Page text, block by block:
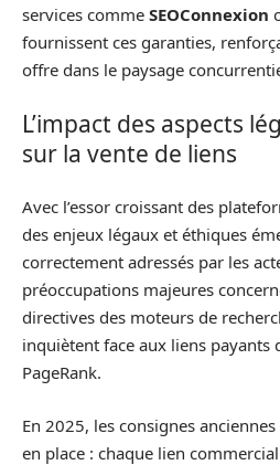
services comme SEOConnexion
fournissent ces garanties,
offre dans le paysage
L’impact des aspects
sur la vente de liens
Avec l’essor croissant des
des enjeux légaux et éthiques
correctement adressés par les
préoccupations majeures
directives des moteurs de
inquiètent face aux liens payants
PageRank.
En 2025, les consignes
en place : chaque lien